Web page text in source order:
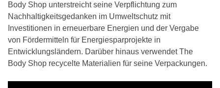
Body Shop unterstreicht seine Verpflichtung zum
Nachhaltigkeitsgedanken im Umweltschutz mit
Investitionen in erneuerbare Energien und der Vergabe
von Fördermitteln für Energiesparprojekte in
Entwicklungsländern. Darüber hinaus verwendet The
Body Shop recycelte Materialien für seine Verpackungen.